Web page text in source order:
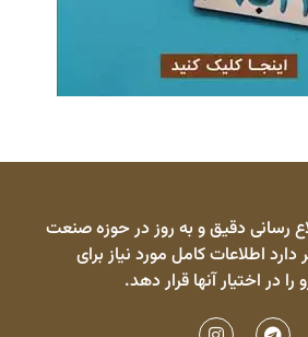
رسانی دقیق و به روز در حوزه صنعت
اطلاعات کامل مورد نیاز برای
در اختیار آنها قرار دهد.